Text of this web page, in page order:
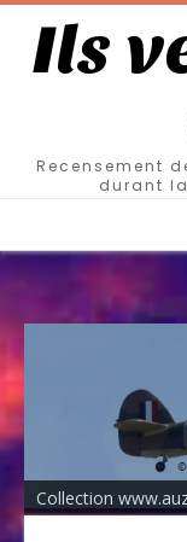
Ils
Recensement
durant
Collection